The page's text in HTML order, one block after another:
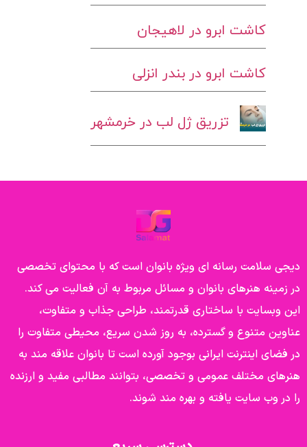
کاشت ابرو در لاهیجان
کاشت ابرو در بندر انزلی
تزریق ژل لب در خرمشهر
دیجی سلامت رسانه ای ویژه بانوان است که با محتوای تخصصی
در زمینه هنرهای بانوان و مسائل مربوط به آن فعالیت می کند.
این وبسایت با ساختاری قدرتمند، طراحی جذاب و متفاوت،
عناوین متنوع و گسترده، به روز شدن سریع، محیطی متفاوت را
در فضای اینترنت ایرانی بوجود آورده است تا بانوان علاقه مند به
هنرهای مختلف عمومی و تخصصی، بتوانند مطالبی مفید و ارزنده
را در وب سایت یافته و بهره مند شوند.